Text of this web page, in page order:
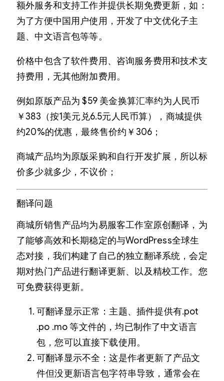
额外服务和支持工作并提供长期免费更新，如：
为了方便中国用户使用，开发了中文优化子主
题、中文语言包等等。
价格中包含了软件费用、咨询服务费用和技术支
持费用，无其他附加费用。
例如原版产品为 $59 美金换算汇率约为人民币
￥383（按1美元兑6.5元人民币算），商城提供
约20%的优惠，最终售价约￥306；
商城产品均为原版采购和自行开发扩展，所以标
价多少就多少，不议价；
翻译问题
商城所销售产品均为易服客工作室原创翻译，为
了能够高效和长期稳定的与WordPress全球生
态对接，我们构建了自己的独立翻译系统，会定
期对热门产品进行翻译更新、以及精校工作。您
可免费获得更新。
可翻译显示正常：主题、插件提供有.pot
.po .mo 等文件的，均已制作了中文语言
包，您可以直接下载使用。
可翻译显示不全：这是作者更新了产品文
件但没更新语言包字符串导致，通常会在